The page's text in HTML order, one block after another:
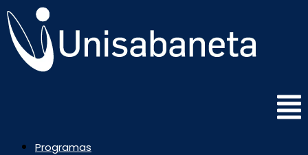
Saltar
al
contenido
Programas